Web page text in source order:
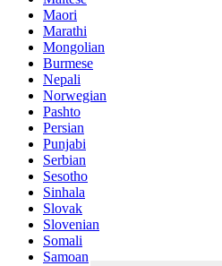
Maori
Marathi
Mongolian
Burmese
Nepali
Norwegian
Pashto
Persian
Punjabi
Serbian
Sesotho
Sinhala
Slovak
Slovenian
Somali
Samoan